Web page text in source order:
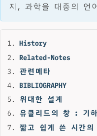
지, 과학을 대중의 언
History
Related-Notes
관련메타
BIBLIOGRAPHY
위대한 설계
유클리드의 창 : 기
짧고 쉽게 쓴 시간의